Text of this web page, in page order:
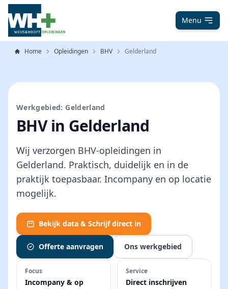
Menu
Home Opleidingen BHV Gelderland
Werkgebied: Gelderland
BHV in Gelderland
Wij verzorgen BHV-opleidingen in
Gelderland. Praktisch, duidelijk en in de
praktijk toepasbaar. Incompany en op locatie
mogelijk.
Bekijk data & Schrijf direct in
Offerte aanvragen Ons werkgebied
Focus
Incompany & op
Service
Direct inschrijven